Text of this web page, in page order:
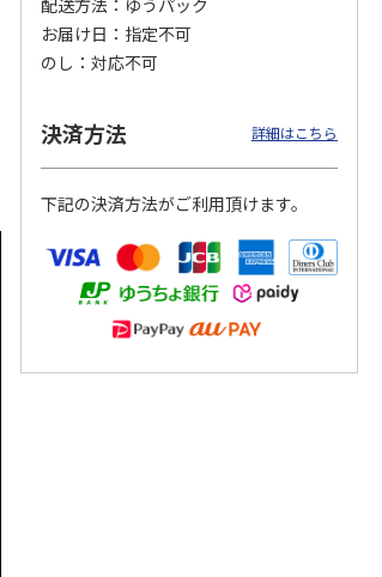
ペット線香 虹のか
なた フルーティフ
ローラルの香り
590円
(送料別・税込) (送料別・税込)
配送方法
ゆうパック
お届け日
指定不可
のし
対応不可
決済方法 詳細はこちら
下記の決済方法がご利用頂けます。